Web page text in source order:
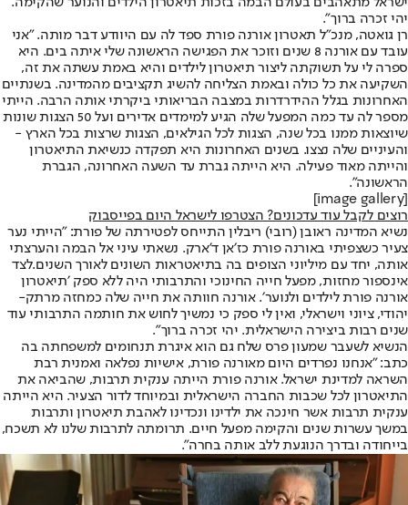
יהי זכרה ברוך".
רן גואטה, מנכ"ל תאטרון אורנה פורת ספד לה עם היוודע דבר מותה. "אני
עובד עם אורנה 8 שנים וזוכר את הפגישה הראשונה שלי איתה בים. היא
ספרה לי על תשוקתה ליצור תיאטרון לילדים והיא באמת עשתה את זה,
השקיעה את כל כולה ובאמת הצליחה להשיג תקציבים מהמדינה. בשנתיים
האחרונות בגלל ההידרדרות במצבה הבריאותי ביקרתי אותה הרבה. הייתי
מספר לה עד כמה המפעל שלה הגיע למימדים אדירים ועל 50 הצגות שונות
שיוצאות ממנו בכל שנה, הצגות לכל הגילאים, הצגות שרצות בכל הארץ -
והעיניים שלה נצצו. בשנים האחרונות היא תפקדה כנשיאת התיאטרון
והייתה מאוד פעילה. היא הייתה גברת עד השעה האחרונה, הגברת
הראשונה".
[image gallery]
רוצים לקבל עוד עדכונים? הצטרפו לישראל היום בפייסבוק
נשיא המדינה ראובן (רובי) ריבלין התייחס לפטירתה של פורת: ״הייתי נער
צעיר כשצפיתי באורנה פורת כז׳אן ד'ארק. נשאתי עיני אל הבמה והערצתי
אותה, יחד עם מיליוני הצופים בה בתיאטראות השונים לאורך השנים.לצד
אינספור מחזות, מפעל חייה החינוכי והתרבותי היה ללא ספק ׳תיאטרון
אורנה פורת לילדים ולנוער׳. אורנה חוותה את חייה שלה כמחזה מרתק-
יהודי, ציוני וישראלי, ואין לי ספק כי נמשיך לחוש את חותמה התרבותי עוד
שנים רבות ביצירה הישראלית. יהי זכרה ברוך".
הנשיא לשעבר שמעון פרס שלח גם הוא איגרת תנחומים למשפחתה בה
כתב: "אנחנו נפרדים היום מאורנה פורת, אישיות נפלאה ואמנית רבת
השראה למדינת ישראל. אורנה פורת הייתה ענקית תרבות, שהביאה את
התיאטרון לכל שכבות החברה הישראלית ובמיוחד לדור הצעיר. היא הייתה
ענקית תרבות אשר חינכה את ילדינו ונכדינו לאהבת תיאטרון ותרבות
במשך עשרות שנים והקימה מפעל חיים. תרומתה לתרבות שלנו לא תשכח,
בייחודה ובדרך הנוגעת ללב אותה בחרה".